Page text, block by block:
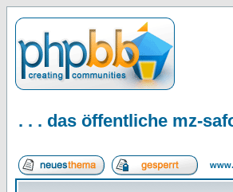
. . . das öffentliche mz-